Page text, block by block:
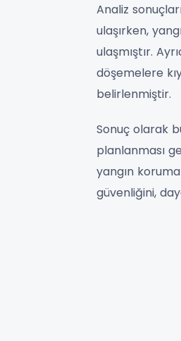
Analiz
ulaşırken,
ulaşmıştır.
döşemelere
belirlenmiştir.
Sonuç olarak
planlanması
yangın
güvenliğini,